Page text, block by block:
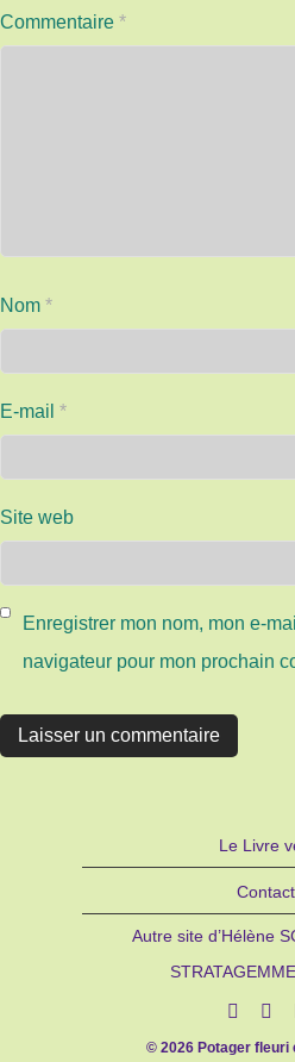
Commentaire *
Nom *
E-mail *
Site web
Enregistrer mon nom, mon e-
navigateur pour mon prochain
Le Livre
Contact
Autre site d’Hélène
© 2026 Potager fleuri